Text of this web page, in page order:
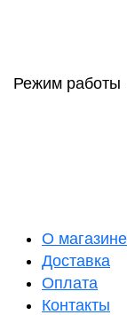
Режим работы
О магазине
Доставка
Оплата
Контакты